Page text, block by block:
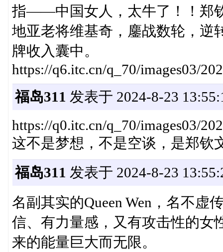
指——中国女人，太牛了！！郑
地亚老将维基奇，鏖战数轮，逆
牌收入囊中。
https://q6.itc.cn/q_70/images03/
福岛311 发表于 2024-8-23
https://q0.itc.cn/q_70/images03/
这不是梦想，不是空谈，是郑钦
福岛311 发表于 2024-8-23
名副其实的Queen Wen，名不虚
信、有力量感，又有攻击性的女
来的能量巨大而无限。